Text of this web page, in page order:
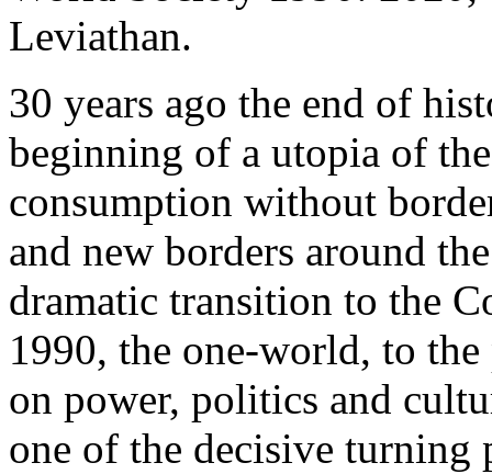
Leviathan.
30 years ago the end of
beginning of a utopia of
consumption without
and new borders around
dramatic transition to the
1990, the one-world, to the
on power, politics and
one of the decisive turning